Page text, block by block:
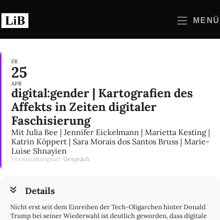
Inhalt
springen
MENÜ
FR
25
APR
digital:gender | Kartografien des
Affekts in Zeiten digitaler
Faschisierung
Mit Julia Bee | Jennifer Eickelmann | Marietta Kesting |
Katrin Köppert | Sara Morais dos Santos Bruss | Marie-
Luise Shnayien
Veranstaltungsart Gespräch
Details
Nicht erst seit dem Einreihen der Tech-Oligarchen hinter Donald
Trump bei seiner Wiederwahl ist deutlich geworden, dass digitale